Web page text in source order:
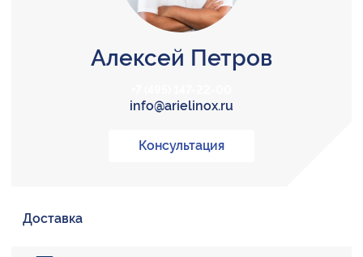
Алексей Петров
info@arielinox.ru
Консультация
Доставка